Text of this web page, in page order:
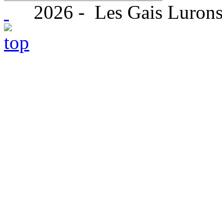
2026 - Les Gais